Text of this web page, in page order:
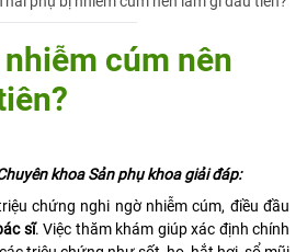
cúm nên
khoa Sản phụ khoa giải đáp:
chứng nghi ngờ nhiễm cúm, điều đầu
sĩ. Việc thăm khám giúp xác định chính